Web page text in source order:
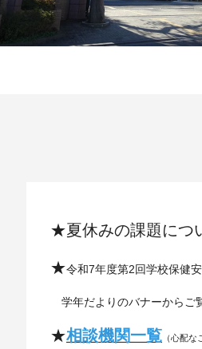
★夏休みの課題につ
★令和7年度第2回学校保健
学年だよりのバナーから ご
★相談機関一覧 （心配